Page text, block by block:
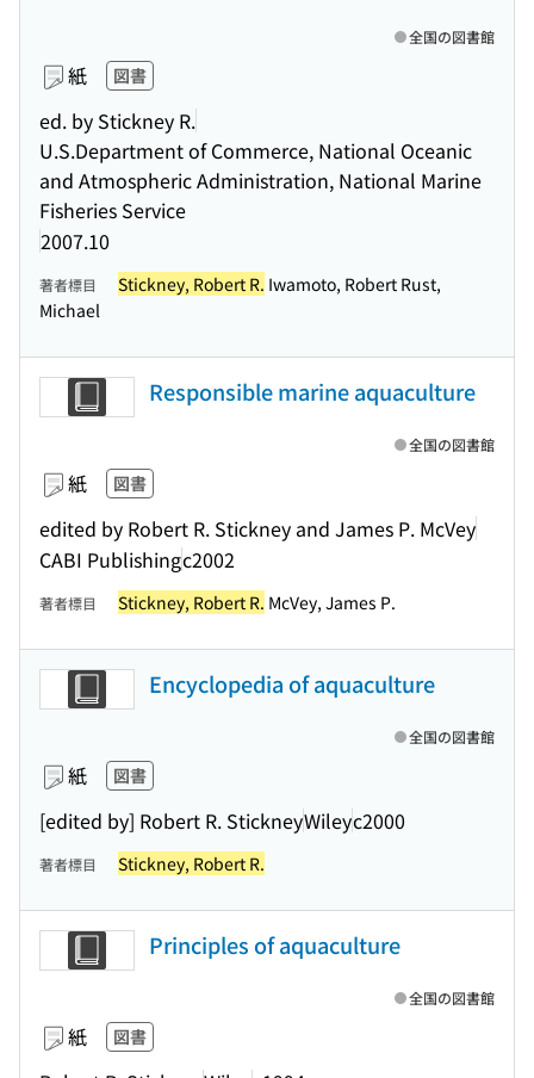
紙 図書
ed. by Stickney R.
U.S.Department of Commerce, National Oceanic
and Atmospheric Administration, National Marine
Fisheries Service
2007.10
全国の図書館
著者標目 Stickney, Robert R. Iwamoto, Robert Rust,
Michael
Responsible marine aquaculture
紙 図書
edited by Robert R. Stickney and James P. McVey
CABI Publishingc2002
全国の図書館
著者標目 Stickney, Robert R. McVey, James P.
Encyclopedia of aquaculture
紙 図書
[edited by] Robert R. StickneyWileyc2000
全国の図書館
著者標目 Stickney, Robert R.
Principles of aquaculture
紙 図書
全国の図書館